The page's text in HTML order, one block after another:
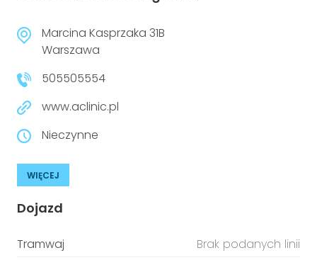
Marcina Kasprzaka 31B
Warszawa
505505554
www.aclinic.pl
Nieczynne
WIĘCEJ
Dojazd
Tramwaj
Brak podanych linii